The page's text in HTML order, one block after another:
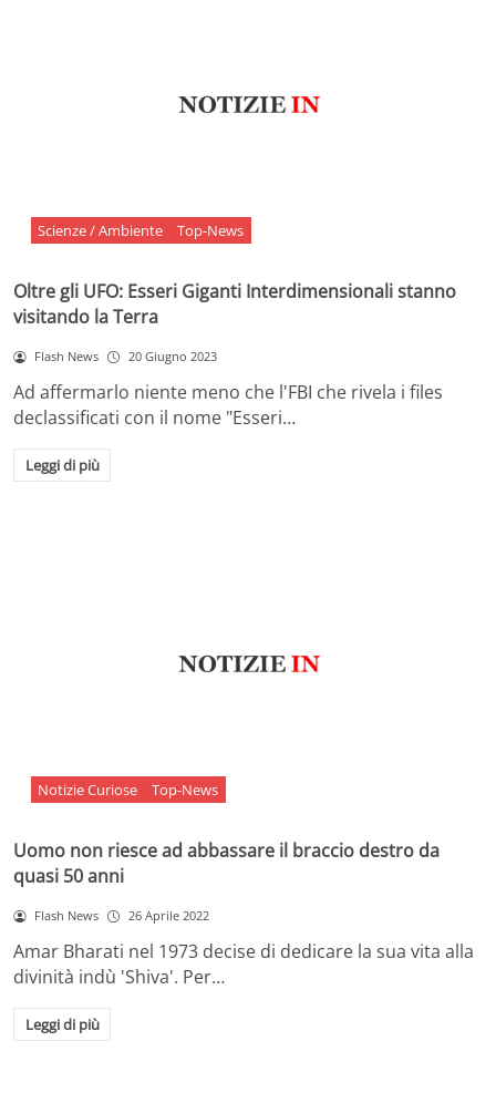
Scienze / Ambiente Top-News
Oltre gli UFO: Esseri Giganti Interdimensionali stanno
visitando la Terra
Flash News 20 Giugno 2023
Ad affermarlo niente meno che l'FBI che rivela i files
declassificati con il nome "Esseri…
Leggi di più
Notizie Curiose Top-News
Uomo non riesce ad abbassare il braccio destro da
quasi 50 anni
Flash News 26 Aprile 2022
Amar Bharati nel 1973 decise di dedicare la sua vita alla
divinità indù 'Shiva'. Per…
Leggi di più